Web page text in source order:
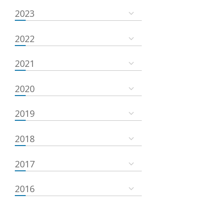
2023
2022
2021
2020
2019
2018
2017
2016